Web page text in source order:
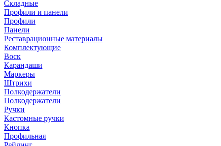
Складные
Профили и панели
Профили
Панели
Реставрационные материалы
Комплектующие
Воск
Карандаши
Маркеры
Штрихи
Полкодержатели
Полкодержатели
Ручки
Кастомные ручки
Кнопка
Профильная